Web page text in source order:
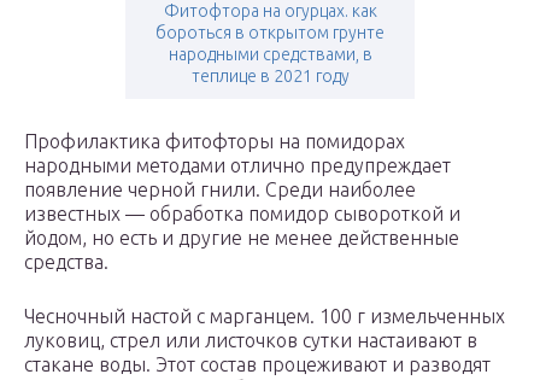
Фитофтора на огурцах. как
бороться в открытом грунте
народными средствами, в
теплице в 2021 году
Профилактика фитофторы на помидорах
народными методами отлично предупреждает
появление черной гнили. Среди наиболее
известных — обработка помидор сывороткой и
йодом, но есть и другие не менее действенные
средства.
Чесночный настой с марганцем. 100 г измельченных
луковиц, стрел или листочков сутки настаивают в
стакане воды. Этот состав процеживают и разводят